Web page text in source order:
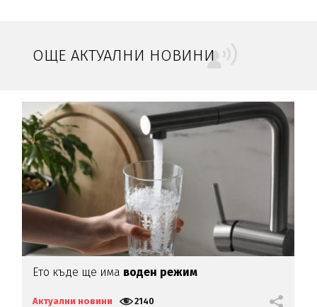
ОЩЕ АКТУАЛНИ НОВИНИ
Ето къде ще има воден режим
Актуални новини 2140